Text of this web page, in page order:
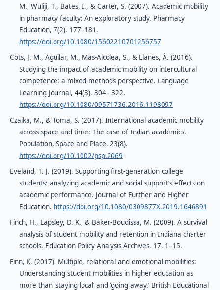
M., Wuliji, T., Bates, I., & Carter, S. (2007). Academic mobility
in pharmacy faculty: An exploratory study. Pharmacy
Education, 7(2), 177–181.
https://doi.org/10.1080/15602210701256757
Cots, J. M., Aguilar, M., Mas-Alcolea, S., & Llanes, À. (2016).
Studying the impact of academic mobility on intercultural
competence: a mixed-methods perspective. Language
Learning Journal, 44(3), 304– 322.
https://doi.org/10.1080/09571736.2016.1198097
Czaika, M., & Toma, S. (2017). International academic mobility
across space and time: The case of Indian academics.
Population, Space and Place, 23(8).
https://doi.org/10.1002/psp.2069
Eveland, T. J. (2019). Supporting first-generation college
students: analyzing academic and social support’s effects on
academic performance. Journal of Further and Higher
Education. https://doi.org/10.1080/0309877X.2019.1646891
Finch, H., Lapsley, D. K., & Baker-Boudissa, M. (2009). A survival
analysis of student mobility and retention in Indiana charter
schools. Education Policy Analysis Archives, 17, 1–15.
Finn, K. (2017). Multiple, relational and emotional mobilities:
Understanding student mobilities in higher education as
more than ‘staying local’ and ‘going away.’ British Educational